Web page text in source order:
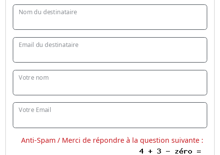
Nom du destinataire
Email du destinataire
Votre nom
Votre Email
Anti-Spam / Merci de répondre à la question suivante :